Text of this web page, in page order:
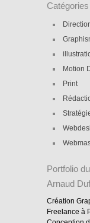
Catégories
Motion
Print
Portfolio
Arnaud
Création
Freelance à